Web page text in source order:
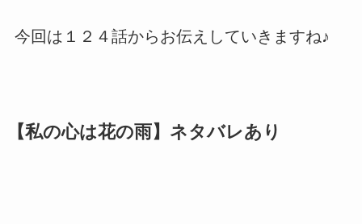
今回は１２４話からお伝えしていきますね♪
【私の心は花の雨】ネタバレあり